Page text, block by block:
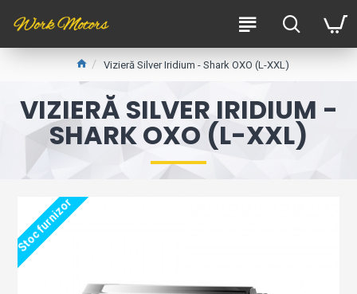
Vizieră Silver Iridium - Shark OXO (L-XXL)
VIZIERĂ SILVER IRIDIUM -
SHARK OXO (L-XXL)
Stoc furnizor